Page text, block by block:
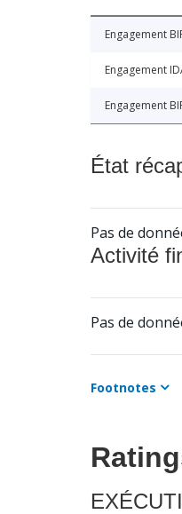
Engagement
Engagement
Engagement
État
Pas de
Activité
Pas de
Footnotes